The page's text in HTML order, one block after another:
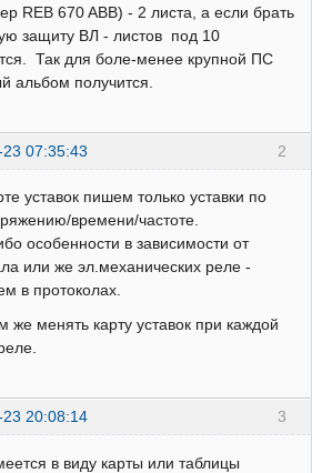
REB 670 ABB) - 2 листа, а если брать
защиту ВЛ - листов под 10
Так для боле-менее крупной ПС
альбом получится.
2
07:35:43
уставок пишем только уставки по
времени/частоте.
особенности в зависимости от
или же эл.механических реле -
в протоколах.
же менять карту уставок при каждой
3
20:08:14
в виду карты или таблицы